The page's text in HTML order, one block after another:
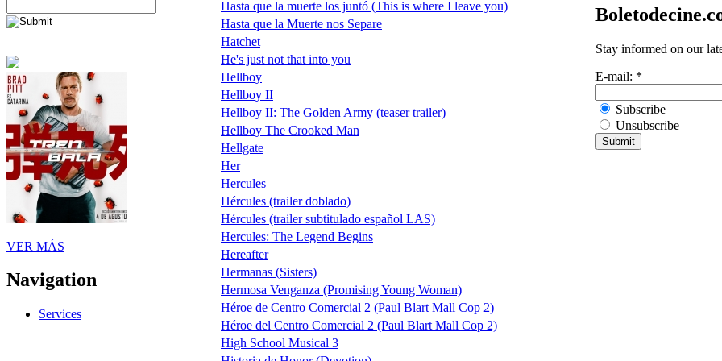
VER MÁS
Navigation
Services
Hasta que la muerte los juntó (This is where I leave you)
Hasta que la Muerte nos Separe
Hatchet
He's just not that into you
Hellboy
Hellboy II
Hellboy II: The Golden Army (teaser trailer)
Hellboy The Crooked Man
Hellgate
Her
Hercules
Hércules (trailer doblado)
Hércules (trailer subtitulado español LAS)
Hercules: The Legend Begins
Hereafter
Hermanas (Sisters)
Hermosa Venganza (Promising Young Woman)
Héroe de Centro Comercial 2 (Paul Blart Mall Cop 2)
Héroe del Centro Comercial 2 (Paul Blart Mall Cop 2)
High School Musical 3
Stay informed on our
E-mail: *
Subscribe
Unsubscribe